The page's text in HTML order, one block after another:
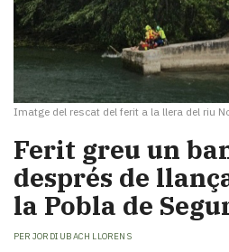
Imatge del rescat del ferit a la llera del riu
Ferit greu un
després de
la Pobla de
PER JORDI UBACH LLORENS